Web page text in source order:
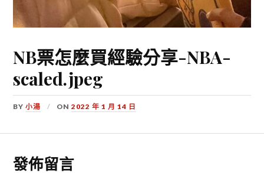
NB票怎麼買經驗分享-NBA-
scaled.jpeg
BY小湯 ON2022 年 1 月 14 日
發佈留言